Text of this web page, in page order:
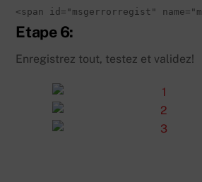
<span id="msgerrorregist"
Etape 6:
Enregistrez tout, testez et validez!